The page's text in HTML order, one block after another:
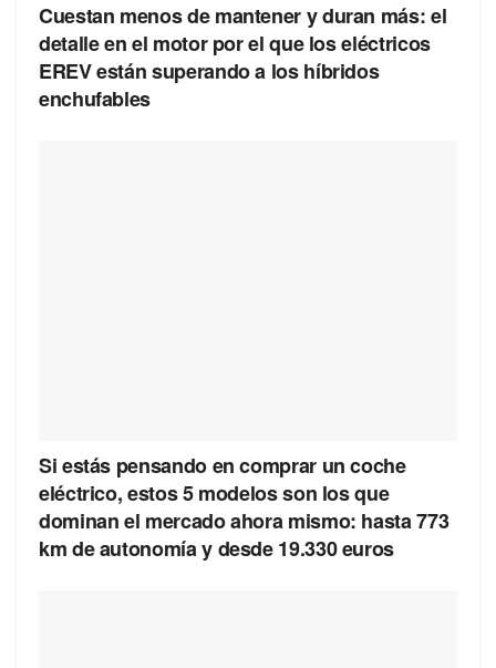
Cuestan menos de mantener y duran más: el
detalle en el motor por el que los eléctricos
EREV están superando a los híbridos
enchufables
Si estás pensando en comprar un coche
eléctrico, estos 5 modelos son los que
dominan el mercado ahora mismo: hasta 773
km de autonomía y desde 19.330 euros